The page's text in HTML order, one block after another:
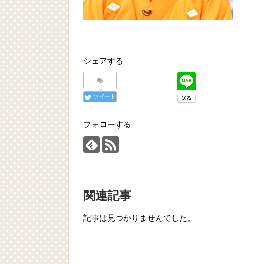
シェアする
ツイート
フォローする
関連記事
記事は見つかりませんでした。